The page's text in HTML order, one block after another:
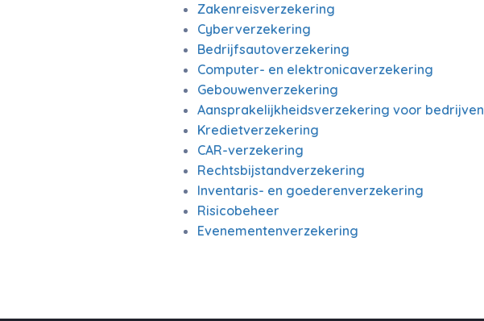
Zakenreisverzekering
Cyberverzekering
Bedrijfsautoverzekering
Computer- en elektronicaverzekering
Gebouwenverzekering
Aansprakelijkheidsverzekering voor bedrijven
Kredietverzekering
CAR-verzekering
Rechtsbijstandverzekering
Inventaris- en goederenverzekering
Risicobeheer
Evenementenverzekering